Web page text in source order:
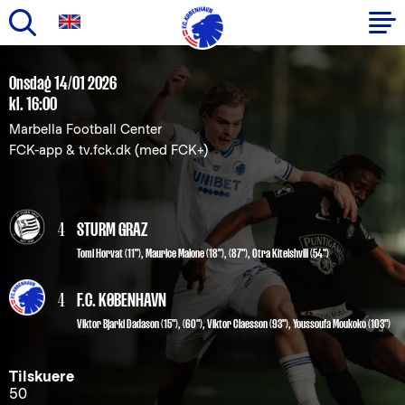
til
hovedindhold
Primær
navigation
Onsdag 14/01 2026
kl. 16:00
Marbella Football Center
FCK-app & tv.fck.dk (med FCK+)
4 STURM GRAZ
Tomi Horvat (11"),Maurice Malone (18"), (87"),Otra Kiteishvili (54")
4 F.C. KØBENHAVN
Viktor Bjarki Dadason(15"), (60"),Viktor Claesson(93"),Youssoufa Moukoko(103")
Tilskuere
50